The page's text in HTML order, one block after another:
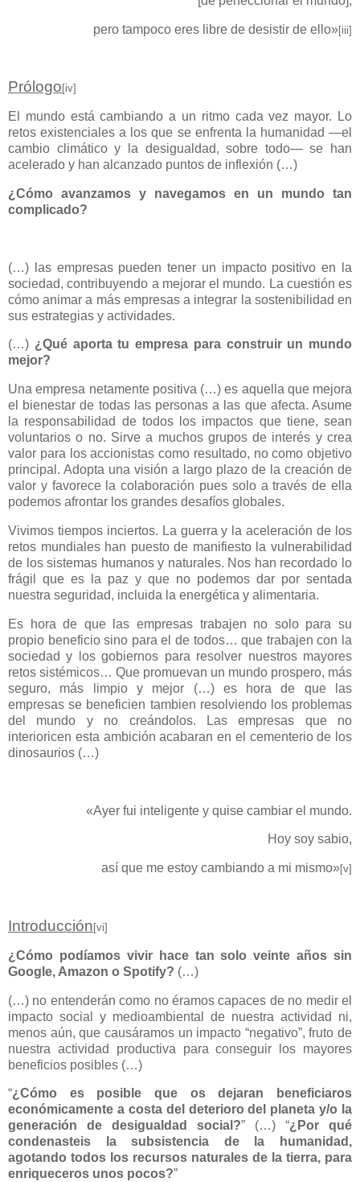
pero tampoco eres libre de desistir de ello»[iii]
Prólogo [iv]
El mundo está cambiando a un ritmo cada vez mayor. Lo
retos existenciales a los que se enfrenta la humanidad ―el
cambio climático y la desigualdad, sobre todo― se han
acelerado y han alcanzado puntos de inflexión (…)
¿Cómo avanzamos y navegamos en un mundo tan
complicado?
(…) las empresas pueden tener un impacto positivo en la
sociedad, contribuyendo a mejorar el mundo. La cuestión es
cómo animar a más empresas a integrar la sostenibilidad en
sus estrategias y actividades.
(…) ¿Qué aporta tu empresa para construir un mundo
mejor?
Una empresa netamente positiva (…) es aquella que mejora
el bienestar de todas las personas a las que afecta. Asume
la responsabilidad de todos los impactos que tiene, sean
voluntarios o no. Sirve a muchos grupos de interés y crea
valor para los accionistas como resultado, no como objetivo
principal. Adopta una visión a largo plazo de la creación de
valor y favorece la colaboración pues solo a través de ella
podemos afrontar los grandes desafíos globales.
Vivimos tiempos inciertos. La guerra y la aceleración de los
retos mundiales han puesto de manifiesto la vulnerabilidad
de los sistemas humanos y naturales. Nos han recordado lo
frágil que es la paz y que no podemos dar por sentada
nuestra seguridad, incluida la energética y alimentaria.
Es hora de que las empresas trabajen no solo para su
propio beneficio sino para el de todos… que trabajen con la
sociedad y los gobiernos para resolver nuestros mayores
retos sistémicos… Que promuevan un mundo prospero, más
seguro, más limpio y mejor (…) es hora de que las
empresas se beneficien tambien resolviendo los problemas
del mundo y no creándolos. Las empresas que no
interioricen esta ambición acabaran en el cementerio de los
dinosaurios (…)
«Ayer fui inteligente y quise cambiar el mundo.
Hoy soy sabio,
así que me estoy cambiando a mi mismo»[v]
Introducción [vi]
¿Cómo podíamos vivir hace tan solo veinte años sin
Google, Amazon o Spotify? (…)
(…) no entenderán como no éramos capaces de no medir el
impacto social y medioambiental de nuestra actividad ni,
menos aún, que causáramos un impacto “negativo”, fruto de
nuestra actividad productiva para conseguir los mayores
beneficios posibles (…)
“¿Cómo es posible que os dejaran beneficiaros
económicamente a costa del deterioro del planeta y/o la
generación de desigualdad social?” (…) “¿Por qué
condenasteis la subsistencia de la humanidad,
agotando todos los recursos naturales de la tierra, para
enriqueceros unos pocos?”